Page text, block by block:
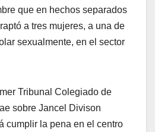
que en hechos separados
a tres mujeres, a una de
sexualmente, en el sector
Tribunal Colegiado de
sobre Jancel Divison
cumplir la pena en el centro